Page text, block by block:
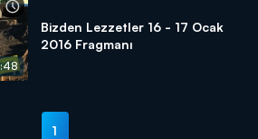
Bizden Lezzetler 16 - 17 Ocak
2016 Fragmanı
1